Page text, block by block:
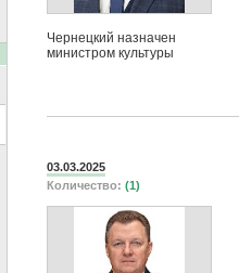
Чернецкий назначен
министром культуры
03.03.2025
Количество: (1)